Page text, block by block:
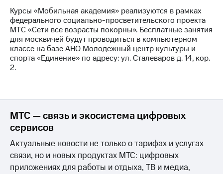
Курсы «Мобильная академия» реализуются в рамках
федерального социально-просветительского проекта
МТС «Сети все возрасты покорны». Бесплатные занятия
для москвичей будут проводиться в компьютерном
классе на базе АНО Молодежный центр культуры и
спорта «Единение» по адресу: ул. Сталеваров д. 14, кор.
2.
МТС — связь и экосистема цифровых
сервисов
Актуальные новости не только о тарифах и услугах
связи, но и новых продуктах МТС: цифровых
приложениях для работы и отдыха, ТВ и медиа,